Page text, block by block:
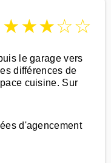
★★★☆☆
le garage vers
différences de
cuisine. Sur
d'agencement